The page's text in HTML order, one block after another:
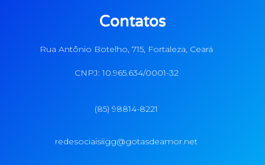
Contatos
Rua Antônio Botelho, 715, Fortaleza, Ceará
CNPJ: 10.965.634/0001-32
(85) 98814-8221
redesociaisiigg@gotasdeamor.net